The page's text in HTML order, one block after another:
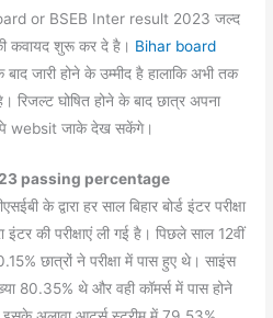
or BSEB Inter result 2023 जल्द
की कवायद शुरू कर दे है। Bihar board
बाद जारी होने के उम्मीद है हालाकि अभी तक
रिजल्ट घोषित होने के बाद छात्र अपना
पे websit जाके देख सकेंगे।
passing percentage
के द्वारा हर साल बिहार बोर्ड इंटर परीक्षा
इंटर की परीक्षाएं ली गई है। पिछले साल 12वीं
छात्रों ने परीक्षा में पास हुए थे। साइंस
80.35% थे और वही कॉमर्स में पास होने